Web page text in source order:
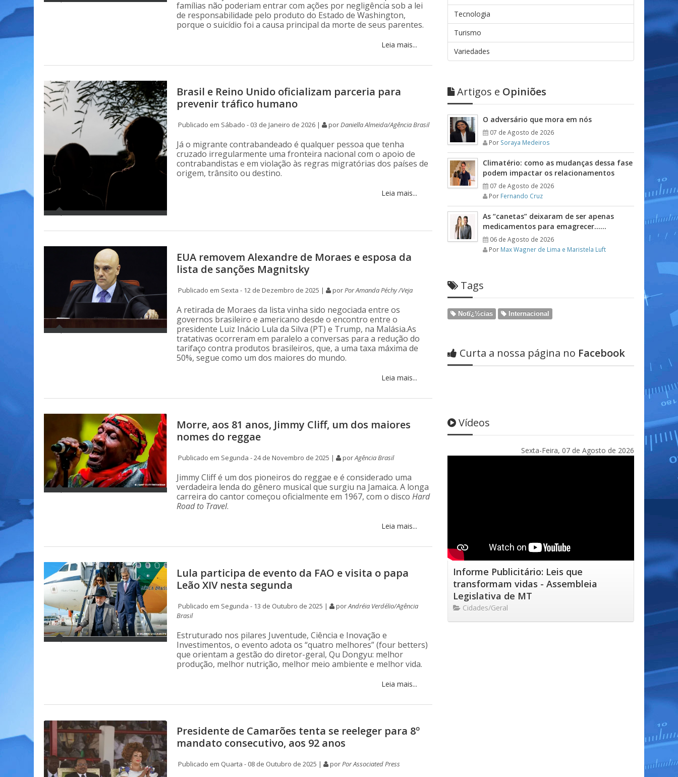
famílias não poderiam entrar com ações por negligência sob a lei
de responsabilidade pelo produto do Estado de Washington,
porque o suicídio foi a causa principal da morte de seus parentes.
Leia mais...
Brasil e Reino Unido oficializam parceria para
prevenir tráfico humano
Publicado em Sábado - 03 de Janeiro de 2026 | porDaniella Almeida/Agência Brasil
Já o migrante contrabandeado é qualquer pessoa que tenha
cruzado irregularmente uma fronteira nacional com o apoio de
contrabandistas e em violação às regras migratórias dos países de
origem, trânsito ou destino.
Leia mais...
EUA removem Alexandre de Moraes e esposa da
lista de sanções Magnitsky
Publicado em Sexta - 12 de Dezembro de 2025 | porPor Amanda Péchy /Veja
A retirada de Moraes da lista vinha sido negociada entre os
governos brasileiro e americano desde o encontro entre o
presidente Luiz Inácio Lula da Silva (PT) e Trump, na Malásia.As
tratativas ocorreram em paralelo a conversas para a redução do
tarifaço contra produtos brasileiros, que, a uma taxa máxima de
50%, segue como um dos maiores do mundo.
Leia mais...
Morre, aos 81 anos, Jimmy Cliff, um dos maiores
nomes do reggae
Publicado em Segunda - 24 de Novembro de 2025 | porAgência Brasil
Jimmy Cliff é um dos pioneiros do reggae e é considerado uma
verdadeira lenda do gênero musical que surgiu na Jamaica. A longa
carreira do cantor começou oficialmente em 1967, com o discoHard
Road to Travel.
Leia mais...
Lula participa de evento da FAO e visita o papa
Leão XIV nesta segunda
Publicado em Segunda - 13 de Outubro de 2025 | porAndréia Verdélio/Agência
Brasil
Estruturado nos pilares Juventude, Ciência e Inovação e
Investimentos, o evento adota os “quatro melhores” (four betters)
que orientam a gestão do diretor-geral, Qu Dongyu: melhor
produção, melhor nutrição, melhor meio ambiente e melhor vida.
Leia mais...
Presidente de Camarões tenta se reeleger para 8º
mandato consecutivo, aos 92 anos
Publicado em Quarta - 08 de Outubro de 2025 | porPor Associated Press
Tecnologia
Turismo
Variedades
Artigos e Opiniões
O adversário que mora em nós
07 de Agosto de 2026
Por Soraya Medeiros
Climatério: como as mudanças dessa fase
podem impactar os relacionamentos
07 de Agosto de 2026
Por Fernando Cruz
As “canetas” deixaram de ser apenas
medicamentos para emagrecer……
06 de Agosto de 2026
Por Max Wagner de Lima e Maristela Luft
Tags
Notï¿½cias Internacional
Curta a nossa página no Facebook
Vídeos
Sexta-Feira, 07 de Agosto de 2026
Informe Publicitário: Leis que
transformam vidas - Assembleia
Legislativa de MT
Cidades/Geral